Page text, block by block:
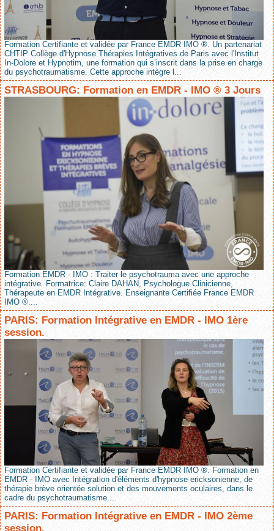
Formation Certifiante et validée par France EMDR IMO ®. Un partenariat
CHTIP Collège d'Hypnose Thérapies Intégratives de Paris avec l'Institut
In-Dolore et Hypnotim, une formation qui s’inscrit dans la prise en charge
du psychotraumatisme. Cette approche intègre l...
STRASBOURG: Formation en EMDR - IMO ® 3 Jours
Formation EMDR - IMO : Traiter le psychotrauma avec une approche
intégrative. Formatrice: Claire DAHAN, Psychologue Clinicienne,
Thérapeute en EMDR Intégrative. Enseignante Certifiée France EMDR
IMO ®....
PARIS: Formation Intégrative en EMDR - IMO 1ère
session.
Formation Certifiante et validée par France EMDR IMO ®. Formation en
EMDR - IMO avec Intégration d'éléments d'hypnose ericksonienne, de
thérapie brève orientée solution et des mouvements oculaires, dans le
cadre du psychotraumatisme....
PARIS: Formation Intégrative en EMDR - IMO 2ème
session.